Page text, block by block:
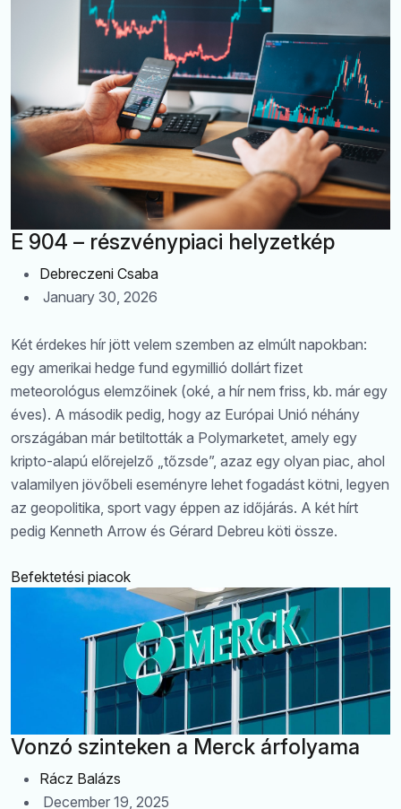
E 904 – részvénypiaci helyzetkép
Debreczeni Csaba
January 30, 2026
Két érdekes hír jött velem szemben az elmúlt napokban:
egy amerikai hedge fund egymillió dollárt fizet
meteorológus elemzőinek (oké, a hír nem friss, kb. már egy
éves). A második pedig, hogy az Európai Unió néhány
országában már betiltották a Polymarketet, amely egy
kripto-alapú előrejelző „tőzsde”, azaz egy olyan piac, ahol
valamilyen jövőbeli eseményre lehet fogadást kötni, legyen
az geopolitika, sport vagy éppen az időjárás. A két hírt
pedig Kenneth Arrow és Gérard Debreu köti össze.
Befektetési piacok
Vonzó szinteken a Merck árfolyama
Rácz Balázs
December 19, 2025